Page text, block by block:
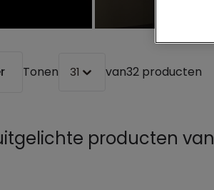
Tonen 31 van32 producten
producten van